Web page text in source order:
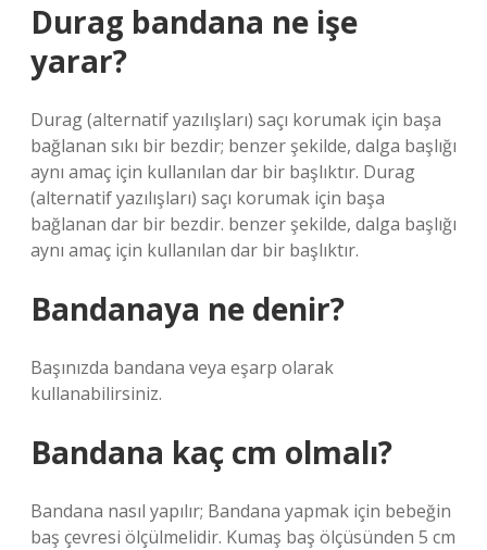
Durag bandana ne işe
yarar?
Durag (alternatif yazılışları) saçı korumak için başa
bağlanan sıkı bir bezdir; benzer şekilde, dalga başlığı
aynı amaç için kullanılan dar bir başlıktır. Durag
(alternatif yazılışları) saçı korumak için başa
bağlanan dar bir bezdir. benzer şekilde, dalga başlığı
aynı amaç için kullanılan dar bir başlıktır.
Bandanaya ne denir?
Başınızda bandana veya eşarp olarak
kullanabilirsiniz.
Bandana kaç cm olmalı?
Bandana nasıl yapılır; Bandana yapmak için bebeğin
baş çevresi ölçülmelidir. Kumaş baş ölçüsünden 5 cm